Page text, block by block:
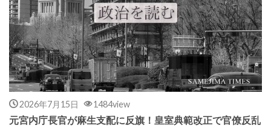
2026年7月15日 1484view
元宮内庁長官が麻生支配に反旗！皇室典範改正で官僚反乱